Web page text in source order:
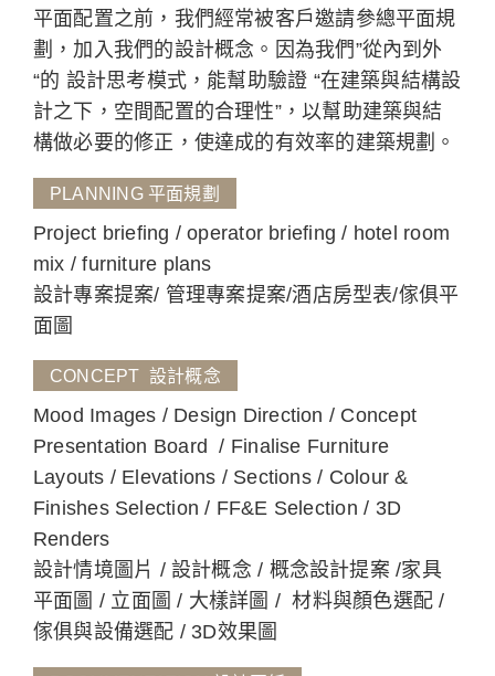
平面配置之前，我們經常被客戶邀請參總平面規
劃，加入我們的設計概念。因為我們”從內到外
“的 設計思考模式，能幫助驗證 “在建築與結構設
計之下，空間配置的合理性”，以幫助建築與結
構做必要的修正，使達成的有效率的建築規劃。
PLANNING 平面規劃
Project briefing / operator briefing / hotel room
mix / furniture plans
設計專案提案/ 管理專案提案/酒店房型表/傢俱平
面圖
CONCEPT 設計概念
Mood Images / Design Direction / Concept
Presentation Board / Finalise Furniture
Layouts / Elevations / Sections / Colour &
Finishes Selection / FF&E Selection / 3D
Renders
設計情境圖片 / 設計概念 / 概念設計提案 /家具
平面圖 / 立面圖 / 大樣詳圖 / 材料與顏色選配 /
傢俱與設備選配 / 3D效果圖